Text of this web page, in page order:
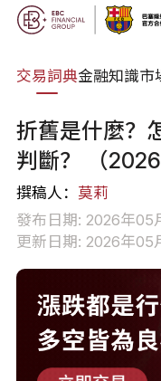
交易詞典金融知識市
折舊是什麼？
判斷？ （2026
撰稿人： 莫莉
發布日期: 2026年05
更新日期: 2026年05